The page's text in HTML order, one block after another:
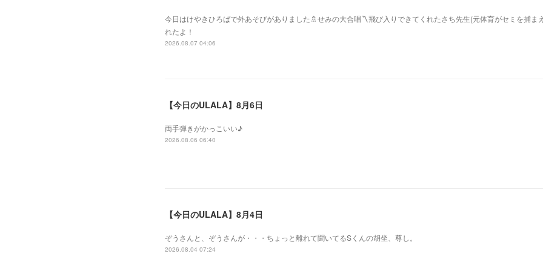
今日はけやきひろばで外あそびがありました🚿せみの大合唱〽飛び入りできてくれたさち先生(元体育がセミを捕ま
れたよ！
2026.08.07 04:06
【今日のULALA】8月6日
両手弾きがかっこいい♪
2026.08.06 06:40
【今日のULALA】8月4日
ぞうさんと、ぞうさんが・・・ちょっと離れて聞いてるSくんの胡坐、尊し。
2026.08.04 07:24